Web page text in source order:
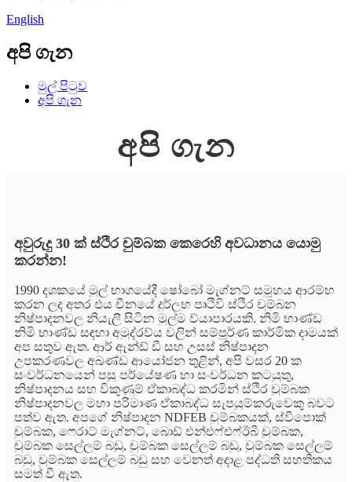
English
අපි ගැන
මුල් පිටුව
අපි ගැන
අපි ගැන
අවුරුදු 30 ක් ස්ථිර චුම්බක කෙරෙහි අවධානය යොමු
කරන්න!
1990 දශකයේ මුල් භාගයේදී ෂෝබෝ මැග්නට් සමූහය ආරම්භ
කරන ලද අතර එය චීනයේ දුර්ලභ පෘථිවි ස්ථිර චුම්බන
නිෂ්පාදනවල නියැලී සිටින මුල්ම ව්යාපාරයකි. නිමි භාණ්ඩ
නිමි භාණ්ඩ සඳහා අමුද්රව්ය වලින් සම්පූර්ණ කාර්මික දාමයක්
අප සතුව ඇත. ආර් ඇන්ඩ් ඩී සහ උසස් නිෂ්පාදන
උපකරණවල අඛණ්ඩ ආයෝජන තුළින්, අපි වසර 20 ක
සංවර්ධනයෙන් පසු පර්යේෂණ හා සංවර්ධන කටයුතු,
නිෂ්පාදනය සහ විකුණුම් ඒකාබද්ධ කරමින් ස්ථිර චුම්බක
නිෂ්පාදනවල මහා පරිමාණ ඒකාබද්ධ සැපයුම්කරුවෙකු බවට
පත්ව ඇත. අපගේ නිෂ්පාදන NDFEB චුම්බකයක්, ස්වීපොක්
චුම්බක, ෆෙරාට් මැග්නට්, බොඩ් එන්එෆ්එෆ්ඊබී චුම්බක,
චුම්බක සෙල්ලම් බඩු, චුම්බක සෙල්ලම් බඩු, චුම්බක සෙල්ලම්
බඩු, චුම්බක සෙල්ලම් බඩු සහ වෙනත් අදාළ පද්ධති සහතිකය
සමත් වී ඇත.